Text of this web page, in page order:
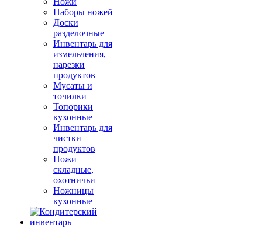
Наборы ножей
Доски
разделочные
Инвентарь для
измельчения,
нарезки
продуктов
Мусаты и
точилки
Топорики
кухонные
Инвентарь для
чистки
продуктов
Ножи
складные,
охотничьи
Ножницы
кухонные